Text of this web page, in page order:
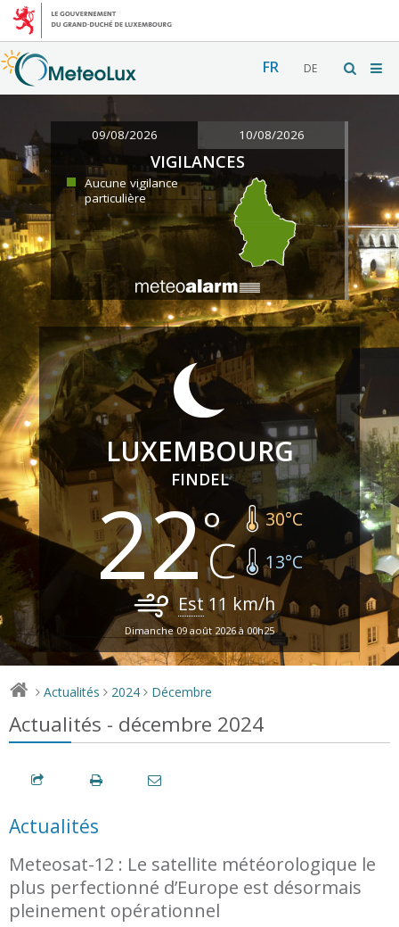
FR DE
09/08/2026 10/08/2026
VIGILANCES
Aucune vigilance
particulière
LUXEMBOURG
FINDEL
22 30°C
13°C
Est 11 km/h
Dimanche 09 août 2026 à 00h25
> Actualités > 2024 > Décembre
Actualités - décembre 2024
Actualités
Meteosat-12 : Le satellite météorologique le
plus perfectionné d’Europe est désormais
pleinement opérationnel